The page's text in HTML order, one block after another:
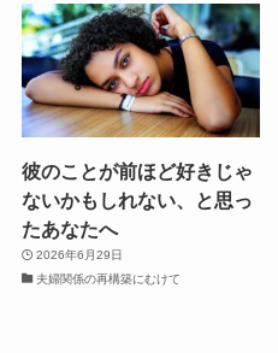
彼のことが前ほど好きじゃ
ないかもしれない、と思っ
たあなたへ
2026年6月29日
夫婦関係の再構築にむけて